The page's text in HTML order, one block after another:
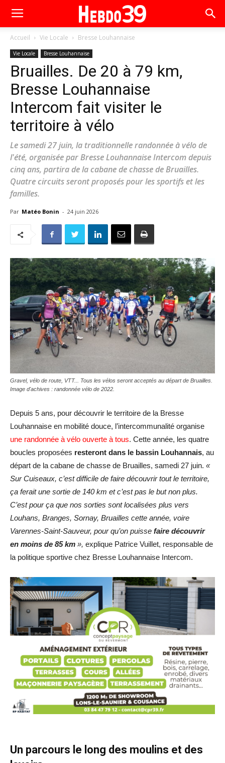
Accueil Vie Locale Bresse Louhannaise
Vie Locale Bresse Louhannaise
Bruailles. De 20 à 79 km,
Bresse Louhannaise
Intercom fait visiter le
territoire à vélo
Le samedi 27 juin, la traditionnelle randonnée à vélo de
l'été, organisée par Bresse Louhannaise Intercom depuis
cinq ans, partira de la cabane de chasse de Bruailles.
Quatre circuits seront proposés pour les sportifs et les
familles.
Par Matéo Bonin - 24 juin 2026
Gravel, vélo de route, VTT... Tous les vélos seront acceptés au départ de Bruailles.
Image d'achives : randonnée vélo de 2022.
Depuis 5 ans, pour découvrir le territoire de la Bresse
Louhannaise en mobilité douce, l’intercommunalité organise
une randonnée à vélo ouverte à tous. Cette année, les quatre
boucles proposées resteront dans le bassin Louhannais, au
départ de la cabane de chasse de Bruailles, samedi 27 juin. «
Sur Cuiseaux, c’est difficile de faire découvrir tout le territoire,
ça ferait une sortie de 140 km et c’est pas le but non plus.
C’est pour ça que nos sorties sont localisées plus vers
Louhans, Branges, Sornay, Bruailles cette année, voire
Varennes-Saint-Sauveur, pour qu’on puisse faire découvrir
en moins de 85 km », explique Patrice Vuillet, responsable de
la politique sportive chez Bresse Louhannaise Intercom.
Un parcours le long des moulins et des